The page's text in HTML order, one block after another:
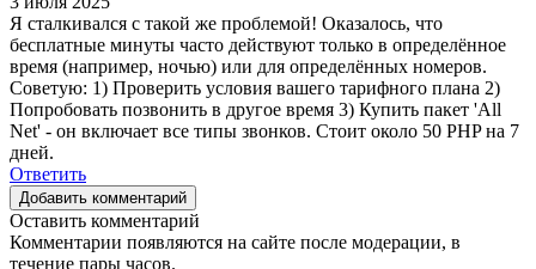
Я сталкивался с такой же проблемой! Оказалось, что
бесплатные минуты часто действуют только в определённое
время (например, ночью) или для определённых номеров.
Советую: 1) Проверить условия вашего тарифного плана 2)
Попробовать позвонить в другое время 3) Купить пакет 'All
Net' - он включает все типы звонков. Стоит около 50 PHP на 7
дней.
Ответить
Добавить комментарий
Оставить комментарий
Комментарии появляются на сайте после модерации, в
течение пары часов.